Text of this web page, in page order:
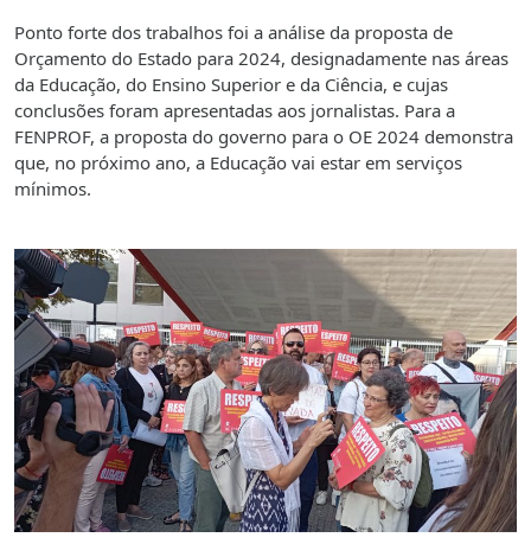
Ponto forte dos trabalhos foi a análise da proposta de
Orçamento do Estado para 2024, designadamente nas áreas
da Educação, do Ensino Superior e da Ciência, e cujas
conclusões foram apresentadas aos jornalistas. Para a
FENPROF, a proposta do governo para o OE 2024 demonstra
que, no próximo ano, a Educação vai estar em serviços
mínimos.